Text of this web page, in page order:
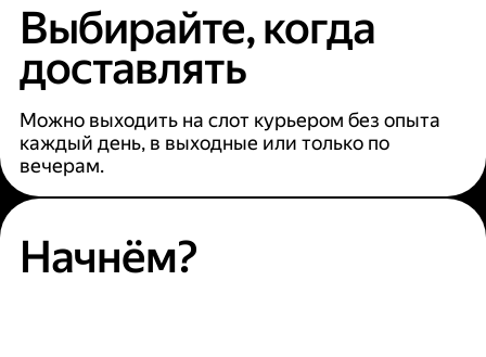
Выбирайте, когда
доставлять
Можно выходить на слот курьером без опыта
каждый день, в выходные или только по
вечерам.
Начнём?